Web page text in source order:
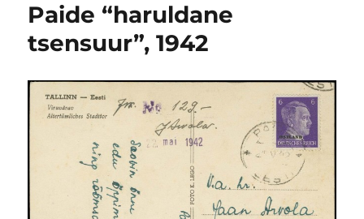
Paide “haruldane
tsensuur”, 1942